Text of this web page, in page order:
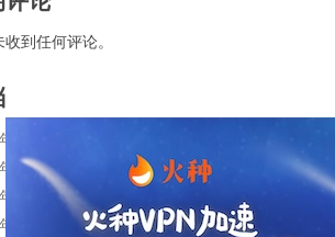
到任何评论。
11 月
10 月
1 月
12 月